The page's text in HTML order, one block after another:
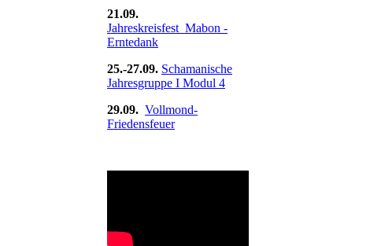
21.09.
Jahreskreisfest Mabon -
Erntedank
25.-27.09. Schamanische
Jahresgruppe I Modul 4
29.09. Vollmond-
Friedensfeuer